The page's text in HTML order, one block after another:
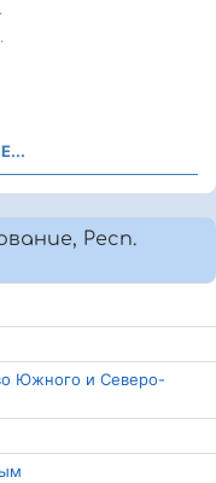
Респ.
Южного и Северо-